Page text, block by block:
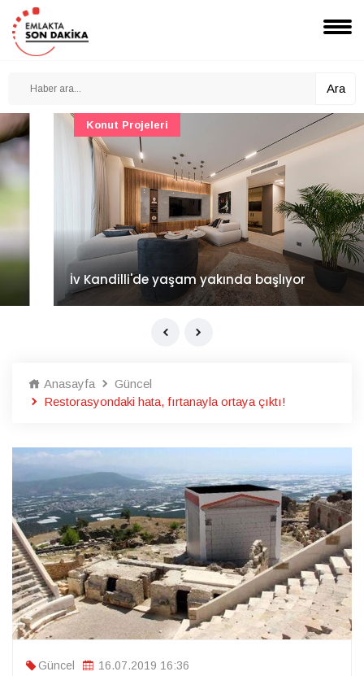
Ara
İv Kandilli'de yaşam yakında başlıyor
Konut Projeleri
Anasayfa
Güncel
Restorasyondaki hata, fırtanayla ortaya çıktı!
Güncel
16.07.2019 16:36